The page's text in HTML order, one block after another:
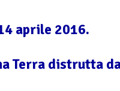
aprile 2016.
Terra distrutta